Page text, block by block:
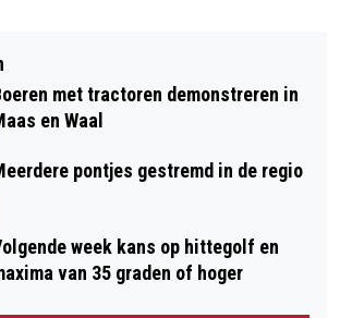
WANDELAARS ZEGGEN AF
VIERDAAGSE
TIJDENS HET WK
met tractoren demonstreren in
en Waal
pontjes gestremd in de regio
week kans op hittegolf en
van 35 graden of hoger